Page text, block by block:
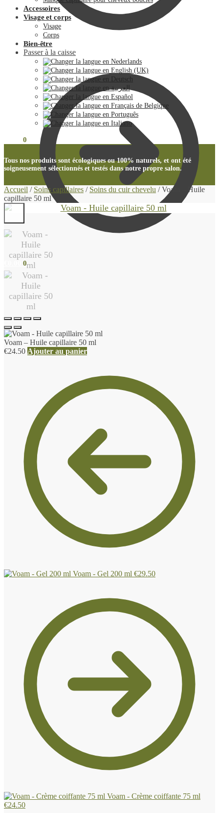
Passer à la caisse
0
Accessoires
Visage et corps
Visage
Corps
Bien-être
0
Tous nos produits sont écologiques ou 100% naturels, et ont été
soigneusement sélectionnés et testés dans notre propre salon.
Accueil / Soins capillaires / Soins du cuir chevelu /Voam – Huile
capillaire 50 ml
Voam – Huile capillaire 50 ml
€24.50 Ajouter au panier
Voam - Gel 200 ml €29.50
Voam - Crème coiffante 75 ml
€24.50